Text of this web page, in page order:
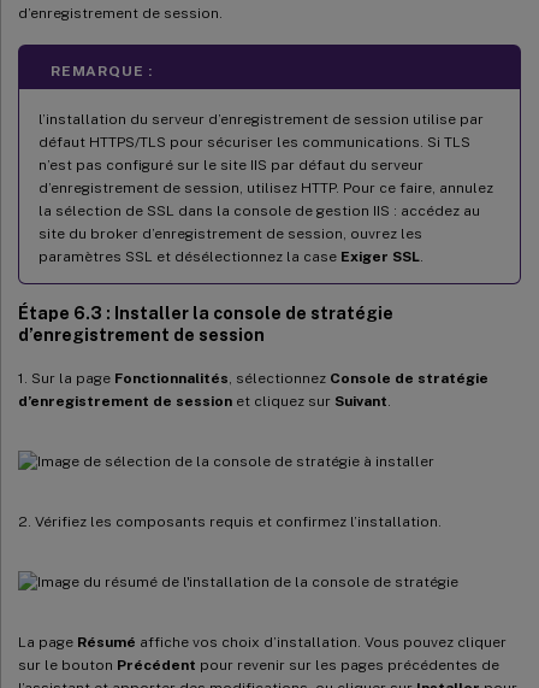
d’enregistrement de session.
REMARQUE :
l’installation du serveur d’enregistrement de session utilise par
défaut HTTPS/TLS pour sécuriser les communications. Si TLS
n’est pas configuré sur le site IIS par défaut du serveur
d’enregistrement de session, utilisez HTTP. Pour ce faire, annulez
la sélection de SSL dans la console de gestion IIS : accédez au
site du broker d’enregistrement de session, ouvrez les
paramètres SSL et désélectionnez la case Exiger SSL
Étape 6.3 : Installer la console de stratégie
d’enregistrement de session
1. Sur la page Fonctionnalités , sélectionnez Console de stratégie
d’enregistrement de session et cliquez sur Suivant
2. Vérifiez les composants requis et confirmez l’installation.
La page Résumé affiche vos choix d’installation. Vous pouvez cliquer
sur le bouton Précédent pour revenir sur les pages précédentes de